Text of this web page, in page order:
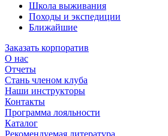
Школа выживания
Походы и экспедиции
Ближайшие
Заказать корпоратив
О нас
Отчеты
Стань членом клуба
Наши инструкторы
Контакты
Программа лояльности
Каталог
Рекомендуемая литература